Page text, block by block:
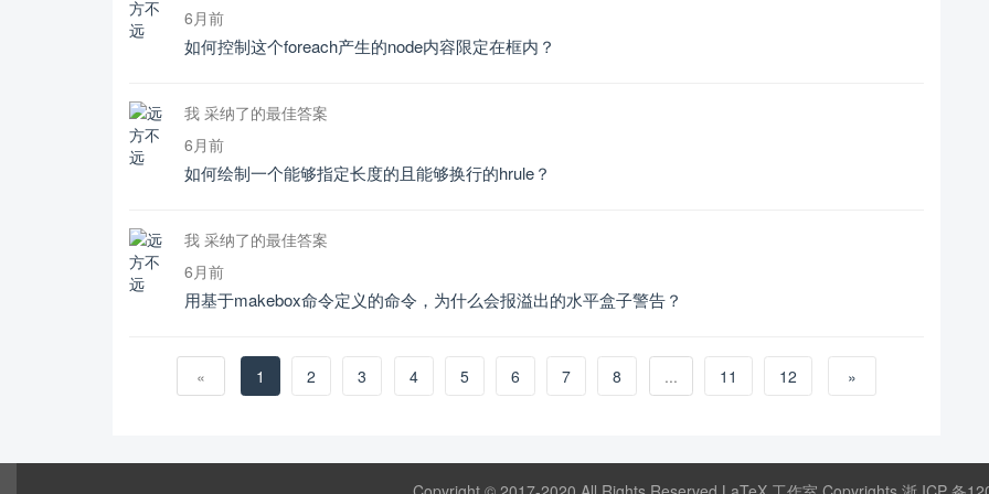
6月前
如何控制这个foreach产生的node内容限定在框内？
我 采纳了的最佳答案
6月前
如何绘制一个能够指定长度的且能够换行的hrule？
我 采纳了的最佳答案
6月前
用基于makebox命令定义的命令，为什么会报溢出的水平盒子警告？
« 1 2 3 4 5 6 7 8 ... 11 12 »